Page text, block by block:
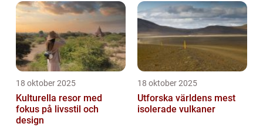
18 oktober 2025
Kulturella resor med
fokus på livsstil och
design
18 oktober 2025
Utforska världens mest
isolerade vulkaner